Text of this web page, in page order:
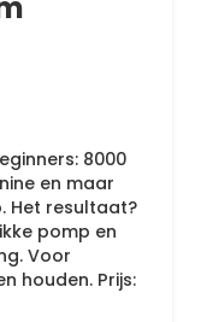
8000
en maar
Het resultaat?
pomp en
Voor
houden. Prijs: